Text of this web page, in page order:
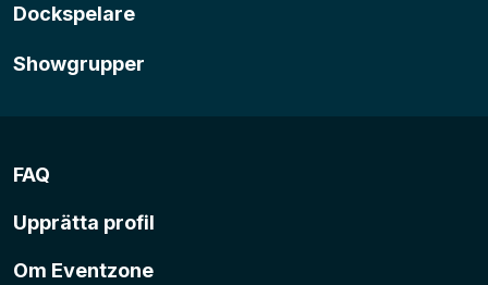
Dockspelare
Showgrupper
FAQ
Upprätta profil
Om Eventzone